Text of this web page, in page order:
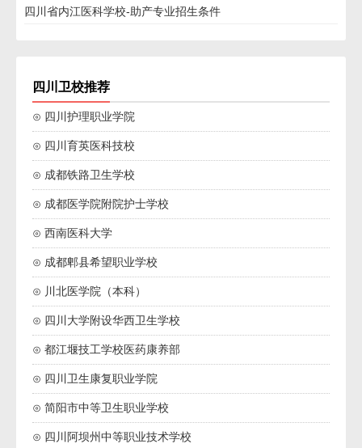
四川省内江医科学校-助产专业招生条件
四川卫校推荐
⊙ 四川护理职业学院
⊙ 四川育英医科技校
⊙ 成都铁路卫生学校
⊙ 成都医学院附院护士学校
⊙ 西南医科大学
⊙ 成都郫县希望职业学校
⊙ 川北医学院（本科）
⊙ 四川大学附设华西卫生学校
⊙ 都江堰技工学校医药康养部
⊙ 四川卫生康复职业学院
⊙ 简阳市中等卫生职业学校
⊙ 四川阿坝州中等职业技术学校